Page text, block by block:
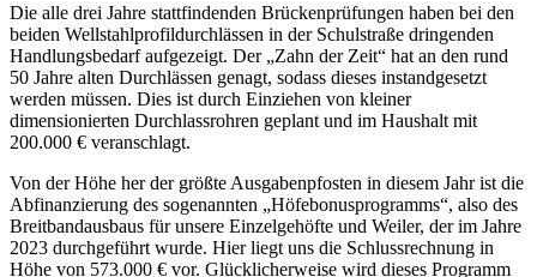
Die alle drei Jahre stattfindenden Brückenprüfungen haben bei den
beiden Wellstahlprofildurchlässen in der Schulstraße dringenden
Handlungsbedarf aufgezeigt. Der „Zahn der Zeit“ hat an den rund
50 Jahre alten Durchlässen genagt, sodass dieses instandgesetzt
werden müssen. Dies ist durch Einziehen von kleiner
dimensionierten Durchlassrohren geplant und im Haushalt mit
200.000 € veranschlagt.
Von der Höhe her der größte Ausgabenpfosten in diesem Jahr ist die
Abfinanzierung des sogenannten „Höfebonusprogramms“, also des
Breitbandausbaus für unsere Einzelgehöfte und Weiler, der im Jahre
2023 durchgeführt wurde. Hier liegt uns die Schlussrechnung in
Höhe von 573.000 € vor. Glücklicherweise wird dieses Programm